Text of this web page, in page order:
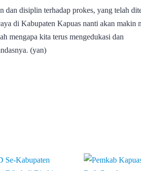
dan disiplin terhadap prokes, yang telah
di Kabupaten Kapuas nanti akan makin
mengapa kita terus mengedukasi dan
(yan)